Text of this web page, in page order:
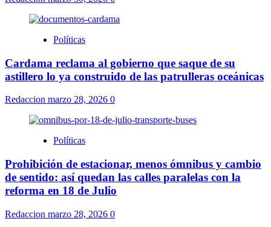
Políticas
Cardama reclama al gobierno que saque de su
astillero lo ya construido de las patrulleras oceánicas
Redaccion marzo 28, 2026 0
Políticas
Prohibición de estacionar, menos ómnibus y cambio
de sentido: así quedan las calles paralelas con la
reforma en 18 de Julio
Redaccion marzo 28, 2026 0